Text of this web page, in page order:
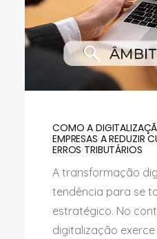
COMO A
EMPRESAS A REDUZIR
ERROS TRIBUTÁRIOS
A transformação
tendência para se
estratégico. No
digitalização exerce